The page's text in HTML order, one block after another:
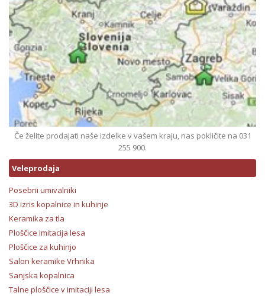
Če želite prodajati naše izdelke v vašem kraju, nas pokličite na 031
255 900.
Veleprodaja
Posebni umivalniki
3D izris kopalnice in kuhinje
Keramika za tla
Ploščice imitacija lesa
Ploščice za kuhinjo
Salon keramike Vrhnika
Sanjska kopalnica
Talne ploščice v imitaciji lesa